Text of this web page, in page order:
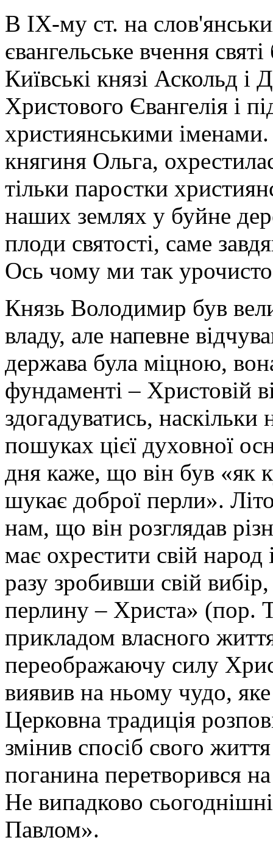
В ІХ-му ст. на
євангельське вчення
Київські князі Аскольд
Христового Євангелія і
християнськими
княгиня Ольга,
тільки паростки
наших землях у буйне
плоди святості, саме
Ось чому ми так
Князь Володимир був
владу, але напевне
держава була міцною,
фундаменті – Христовій
здогадуватись,
пошуках цієї духовної
дня каже, що він був «як
шукає доброї перли».
нам, що він розглядав
має охрестити свій народ
разу зробивши свій
перлину – Христа» (пор.
прикладом власного
переображаючу силу
виявив на ньому чудо,
Церковна традиція
змінив спосіб свого
поганина перетворився
Не випадково
Павлом».